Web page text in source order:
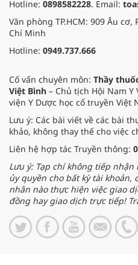
Hotline: 0898582228. Email:
Văn phòng TP.HCM: 909 Âu
Chí Minh
Hotline: 0949.737.666
Cố vấn chuyên môn: Thầy
Việt Bình – Chủ tịch Hội Nam Y
viện Y Dược học cổ truyền Việt
Lưu ý: Các bài viết về các bài
khảo, không thay thế cho việc
Liên hệ hợp tác Truyền thông:
Lưu ý: Tạp chí không tiếp
ủy quyền cho bất kỳ tài khoản,
nhân nào thực hiện việc giao
đồng hay giao dịch trực tiếp!